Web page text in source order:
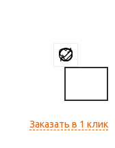
Заказать в 1 клик